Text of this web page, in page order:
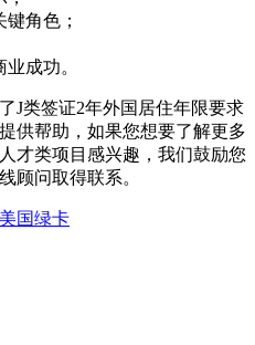
角色；
成功。
J类签证2年外国居住年限要求
供帮助，如果您想要了解更多
才类项目感兴趣，我们鼓励您
顾问取得联系。
美国绿卡